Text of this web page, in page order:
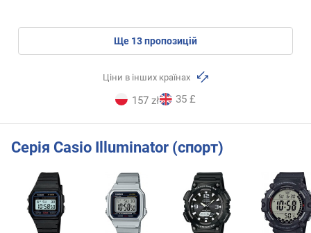
ще 13пропозицій
Ціни в інших країнах
157 zł 35 £
Серія Casio Illuminator (спорт)